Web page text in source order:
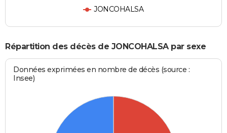
JONCOHALSA
Répartition des décès de JONCOHALSA par sexe
Données exprimées en nombre de décès (source :
Insee)